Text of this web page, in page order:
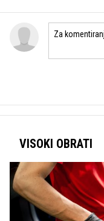
VISOKI OBRATI